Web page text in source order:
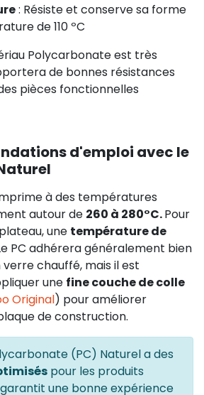
: Résiste et conserve sa forme
de 110 ºC
Polycarbonate est très
de bonnes résistances
pièces fonctionnelles
d'emploi avec le
à des températures
autour de 260 à 280°C.Pour
une température de
PC adhérera généralement bien
chauffé, mais il est
une fine couche de colle
Original) pour améliorer
de construction.
(PC) Naturel a des
pour les produits
une bonne expérience